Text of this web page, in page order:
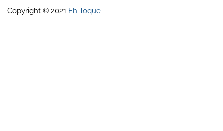
Copyright © 2021 Eh Toque